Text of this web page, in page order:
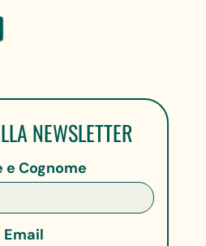
NEWSLETTER
e Cognome
Email